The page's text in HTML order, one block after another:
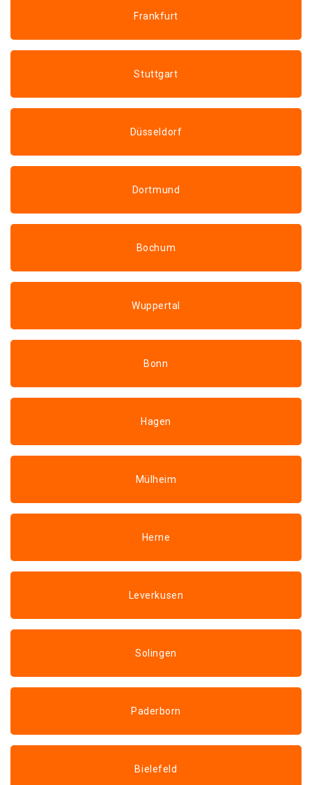
Frankfurt
Stuttgart
Düsseldorf
Dortmund
Bochum
Wuppertal
Bonn
Hagen
Mülheim
Herne
Leverkusen
Solingen
Paderborn
Bielefeld